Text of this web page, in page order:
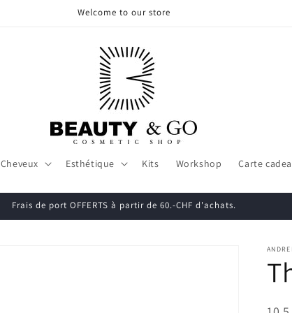
Welcome to our store
Cheveux Esthétique Kits Workshop Carte
Frais de port OFFERTS à partir de 60.-CHF d'achats.